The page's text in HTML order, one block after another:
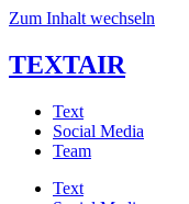
Zum Inhalt wechseln
TEXTAIR
Text
Social Media
Team
Text